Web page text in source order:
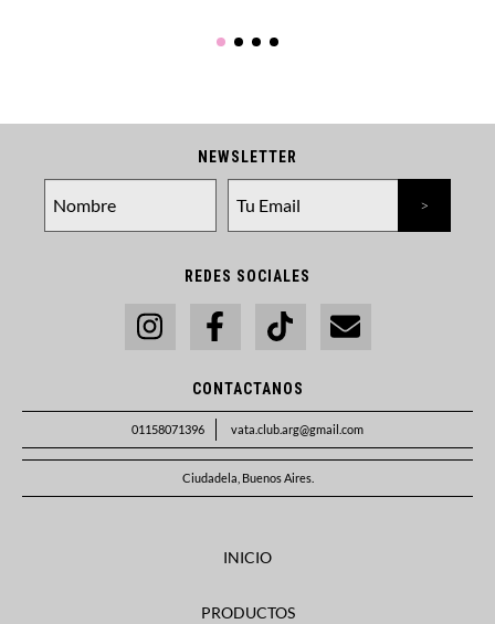
NEWSLETTER
REDES SOCIALES
CONTACTANOS
01158071396 vata.club.arg@gmail.com
Ciudadela, Buenos Aires.
INICIO
PRODUCTOS